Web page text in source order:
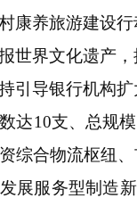
康养旅游建设
世界文化遗产
引导银行机构
达10支、总规
综合物流枢纽
展服务型制造